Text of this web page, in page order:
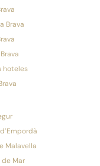
Brava
hoteles
Malavella
Mar